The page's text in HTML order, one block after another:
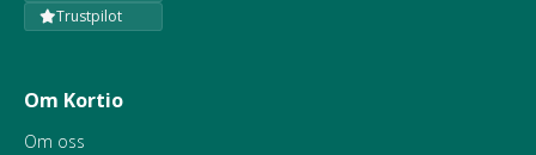
Trustpilot
Om Kortio
Om oss